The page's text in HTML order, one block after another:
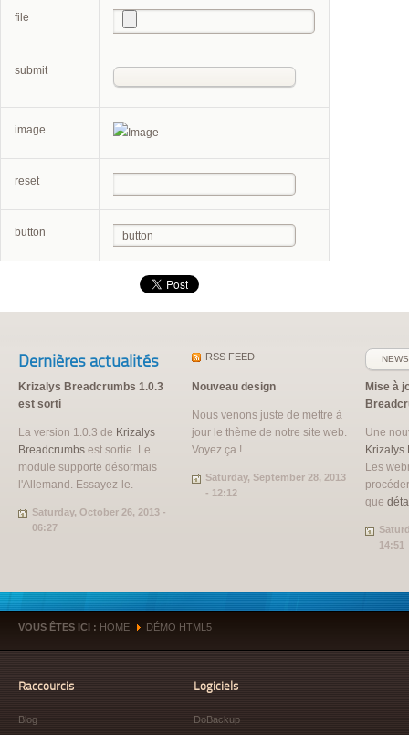
file
submit
image
reset
button
Dernières actualités
Krizalys Breadcrumbs 1.0.3
est sorti
La version 1.0.3 de Krizalys
Breadcrumbs est sortie. Le
module supporte désormais
l'Allemand. Essayez-le.
Saturday, October 26, 2013 -
06:27
Nouveau design
Nous venons juste de mettre à
jour le thème de notre site web.
Voyez ça !
Saturday, September 28, 2013
- 12:12
Mise à
Une
Krizalys
Les
que
14:51
RSS FEED
VOUS ÊTES ICI : HOME » DÉMO HTML5
Raccourcis
Blog
Logiciels
DoBackup